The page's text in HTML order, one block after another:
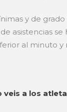
y de
asistencias
al minuto
a los